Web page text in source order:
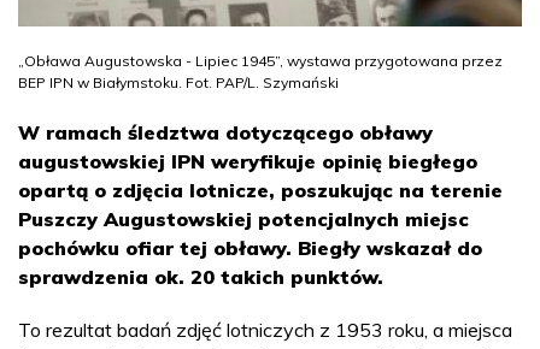
„Obława Augustowska - Lipiec 1945”, wystawa przygotowana przez
BEP IPN w Białymstoku. Fot. PAP/L. Szymański
W ramach śledztwa dotyczącego obławy
augustowskiej IPN weryfikuje opinię biegłego
opartą o zdjęcia lotnicze, poszukując na terenie
Puszczy Augustowskiej potencjalnych miejsc
pochówku ofiar tej obławy. Biegły wskazał do
sprawdzenia ok. 20 takich punktów.
To rezultat badań zdjęć lotniczych z 1953 roku, a miejsca